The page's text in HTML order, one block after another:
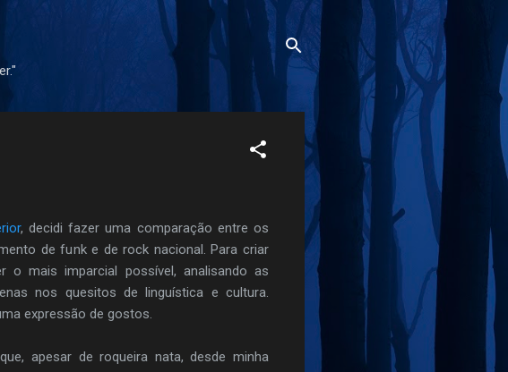
, decidi fazer uma comparação entre os
de funk e de rock nacional. Para criar
o mais imparcial possível, analisando as
nos quesitos de linguística e cultura.
expressão de gostos.
apesar de roqueira nata, desde minha